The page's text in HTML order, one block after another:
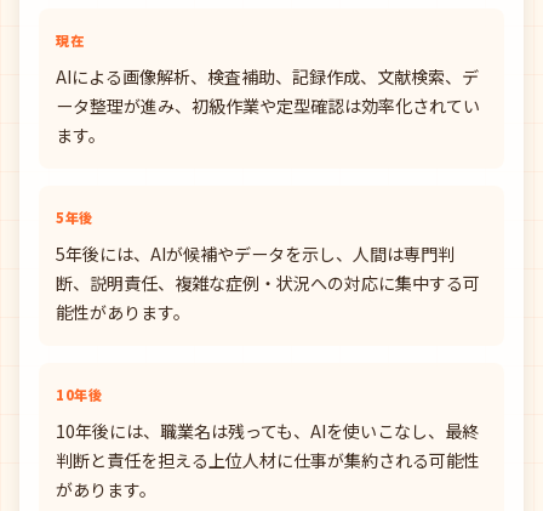
現在
AIによる画像解析、検査補助、記録作成、文献検索、デ
ータ整理が進み、初級作業や定型確認は効率化されてい
ます。
5年後
5年後には、AIが候補やデータを示し、人間は専門判
断、説明責任、複雑な症例・状況への対応に集中する可
能性があります。
10年後
10年後には、職業名は残っても、AIを使いこなし、最終
判断と責任を担える上位人材に仕事が集約される可能性
があります。